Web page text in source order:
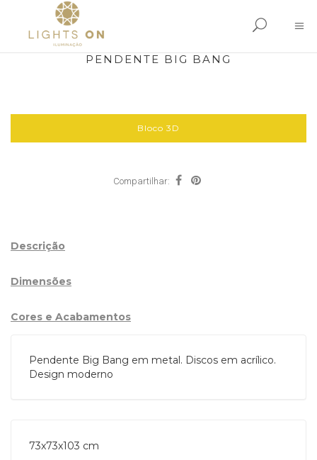
PENDENTE BIG BANG
Bloco 3D
Compartilhar:
Descrição
Dimensões
Cores e Acabamentos
Pendente Big Bang em metal. Discos em acrílico.
Design moderno
73x73x103 cm